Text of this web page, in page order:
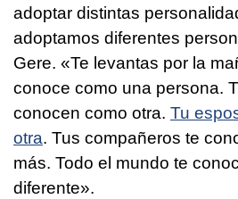
adoptar distintas
adoptamos diferentes
Gere. «Te levantas por la
conoce como una persona.
conocen como otra. Tu
otra. Tus compañeros te
más. Todo el mundo te
diferente».